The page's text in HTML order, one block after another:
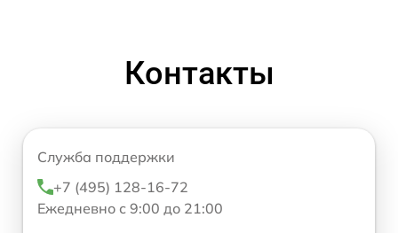
Контакты
Служба поддержки
+7 (495) 128-16-72
Ежедневно с 9:00 до 21:00